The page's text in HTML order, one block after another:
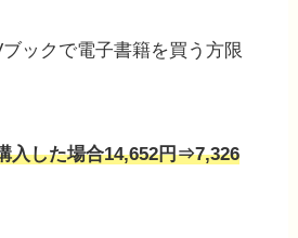
ックで電子書籍を買う方限
入した場合14,652円⇒7,326